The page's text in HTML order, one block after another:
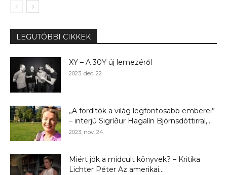
LEGUTÓBBI CIKKEK
XY – A 30Y új lemezéről
2023. dec. 22.
„A fordítók a világ legfontosabb emberei”
– interjú Sigríður Hagalín Björnsdóttirral,...
2023. nov. 24.
Miért jók a midcult könyvek? – Kritika
Lichter Péter Az amerikai...